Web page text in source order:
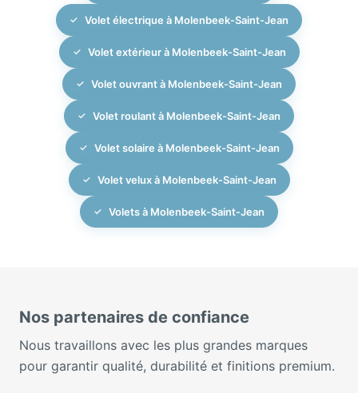
Volet électrique à Molenbeek-Saint-Jean
Volet extérieur à Molenbeek-Saint-Jean
Volet ouvrant à Molenbeek-Saint-Jean
Volet roulant à Molenbeek-Saint-Jean
Volet solaire à Molenbeek-Saint-Jean
Volet velux à Molenbeek-Saint-Jean
Volets à Molenbeek-Saint-Jean
Nos partenaires de confiance
Nous travaillons avec les plus grandes marques
pour garantir qualité, durabilité et finitions premium.